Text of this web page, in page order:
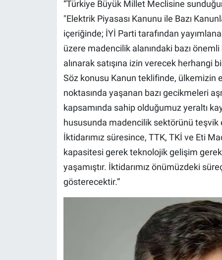
“Türkiye Büyük Millet Meclisine
"Elektrik Piyasası Kanunu ile Bazı
içeriğinde; İYİ Parti tarafından
üzere madencilik alanındaki bazı
alınarak satışına izin verecek herhangi
Söz konusu Kanun teklifinde, ülkemizin
noktasında yaşanan bazı gecikmeleri
kapsamında sahip olduğumuz yeraltı
hususunda madencilik sektörünü teşvik
İktidarımız süresince, TTK, TKİ ve Eti
kapasitesi gerek teknolojik gelişim
yaşamıştır. İktidarımız önümüzdeki
gösterecektir.”